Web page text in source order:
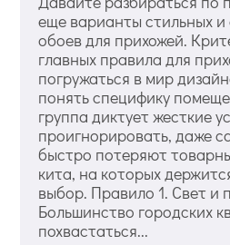
еще варианты стильных
обоев для прихожей.
главных правила для
погружаться в мир
понять специфику
группа диктует жесткие
проигнорировать, даже
быстро потеряют
кита, на которых
выбор. Правило 1. Свет и
Большинство городских
похвастаться...